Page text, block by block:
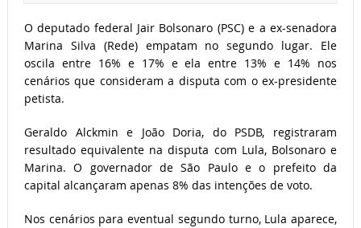
O deputado federal Jair Bolsonaro (PSC) e a ex-senadora
Marina Silva (Rede) empatam no segundo lugar. Ele
oscila entre 16% e 17% e ela entre 13% e 14% nos
cenários que consideram a disputa com o ex-presidente
petista.
Geraldo Alckmin e João Doria, do PSDB, registraram
resultado equivalente na disputa com Lula, Bolsonaro e
Marina. O governador de São Paulo e o prefeito da
capital alcançaram apenas 8% das intenções de voto.
Nos cenários para eventual segundo turno, Lula aparece,